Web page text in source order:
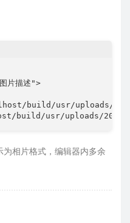
片描述">
build/usr/uploads/
build/usr/uploads/2018/
相片格式，编辑器内多余